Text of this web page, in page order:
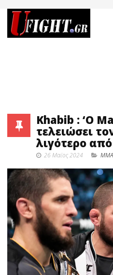
Khabib : ‘Ο
τελειώσει
λιγότερο από
26 Μαϊος 2024 MMA